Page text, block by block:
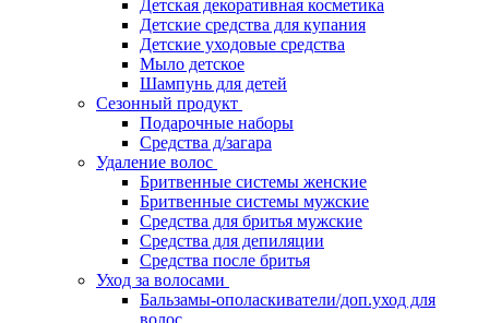
Детская декоративная косметика
Детские средства для купания
Детские уходовые средства
Мыло детское
Шампунь для детей
Сезонный продукт
Подарочные наборы
Средства д/загара
Удаление волос
Бритвенные системы женские
Бритвенные системы мужские
Средства для бритья мужские
Средства для депиляции
Средства после бритья
Уход за волосами
Бальзамы-ополаскиватели/доп.уход для
волос